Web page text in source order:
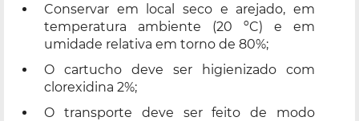
Conservar em local seco e arejado, em
temperatura ambiente (20 ºC) e em
umidade relativa em torno de 80%;
O cartucho deve ser higienizado com
clorexidina 2%;
O transporte deve ser feito de modo